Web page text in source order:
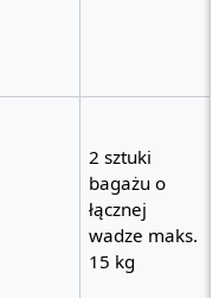
2 sztuki
bagażu o
łącznej
wadze maks.
15 kg